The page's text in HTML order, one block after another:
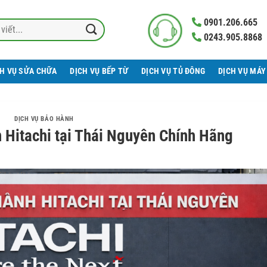
0901.206.665
0243.905.8868
VỤ SỬA CHỮA DỊCH VỤ BẾP TỪ DỊCH VỤ TỦ ĐÔNG DỊCH VỤ
DỊCH VỤ BẢO HÀNH
Hitachi tại Thái Nguyên Chính Hãng